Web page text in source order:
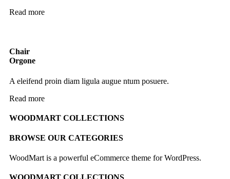
Read more
Chair
Orgone
A eleifend proin diam ligula augue ntum posuere.
Read more
WOODMART COLLECTIONS
BROWSE OUR CATEGORIES
WoodMart is a powerful eCommerce theme for WordPress.